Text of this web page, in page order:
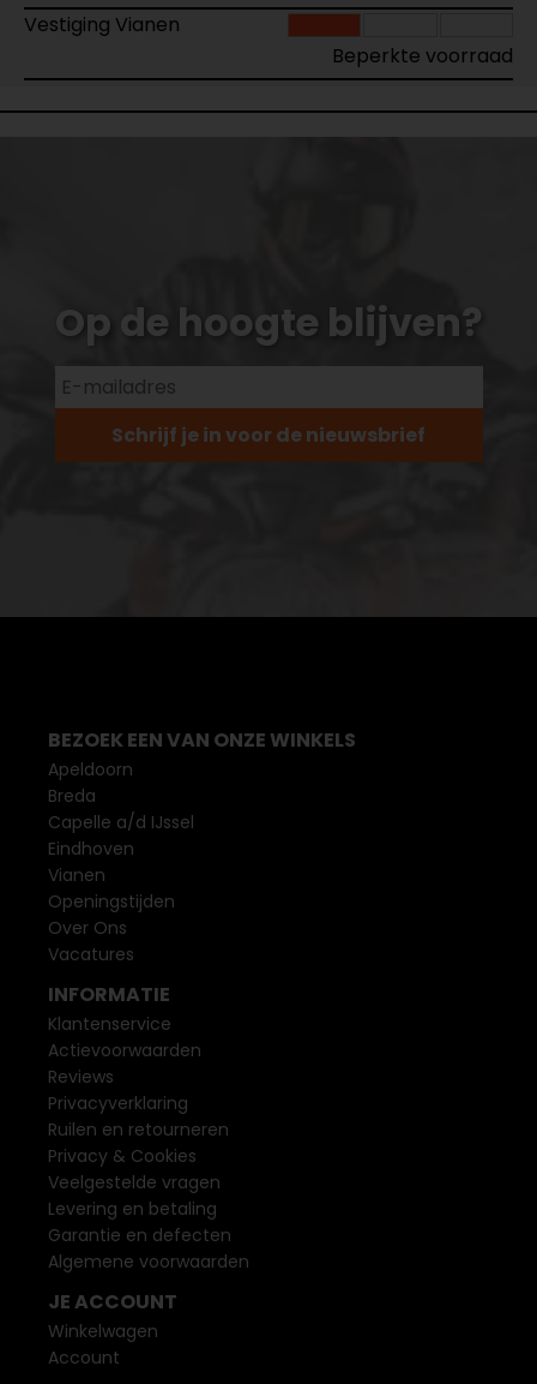
Vestiging Vianen
Beperkte voorraad
Op de hoogte blijven?
Schrijf je in voor de nieuwsbrief
BEZOEK EEN VAN ONZE WINKELS
Apeldoorn
Breda
Capelle a/d IJssel
Eindhoven
Vianen
Openingstijden
Over Ons
Vacatures
INFORMATIE
Klantenservice
Actievoorwaarden
Reviews
Privacyverklaring
Ruilen en retourneren
Privacy & Cookies
Veelgestelde vragen
Levering en betaling
Garantie en defecten
Algemene voorwaarden
JE ACCOUNT
Winkelwagen
Account